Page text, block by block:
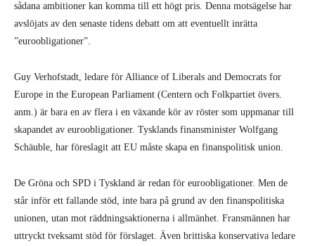
sådana ambitioner kan komma till ett högt pris. Denna motsägelse har
avslöjats av den senaste tidens debatt om att eventuellt inrätta
”euroobligationer”.
Guy Verhofstadt, ledare för Alliance of Liberals and Democrats for
Europe in the European Parliament (Centern och Folkpartiet övers.
anm.) är bara en av flera i en växande kör av röster som uppmanar till
skapandet av euroobligationer. Tysklands finansminister Wolfgang
Schäuble, har föreslagit att EU måste skapa en finanspolitisk union.
De Gröna och SPD i Tyskland är redan för euroobligationer. Men de
står inför ett fallande stöd, inte bara på grund av den finanspolitiska
unionen, utan mot räddningsaktionerna i allmänhet. Fransmännen har
uttryckt tveksamt stöd för förslaget. Även brittiska konservativa ledare